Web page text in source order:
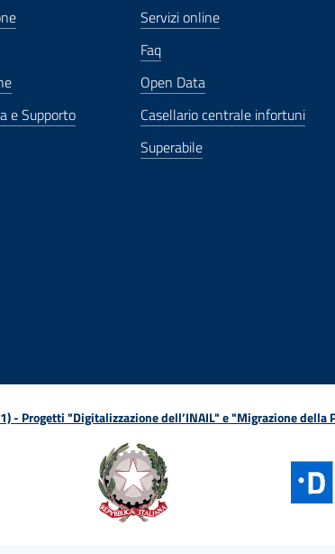
e Supporto
Servizi online
Faq
Open Data
Casellario centrale infortuni
Superabile
- Progetti "Digitalizzazione dell’INAIL" e "Migrazione della